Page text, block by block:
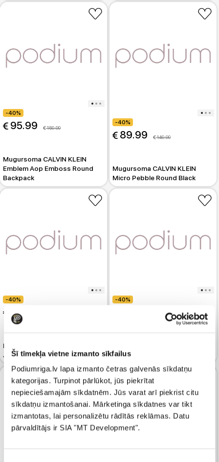
Šī tīmekļa vietne izmanto sīkfailus
Podiumriga.lv lapa izmanto četras galvenās sīkdatņu
kategorijas. Turpinot pārlūkot, jūs piekrītat
nepieciešamajām sīkdatnēm. Jūs varat arī piekrist citu
sīkdatņu izmantošanai. Mārketinga sīkdatnes var tikt
izmantotas, lai personalizētu rādītās reklāmas. Datu
pārvaldītājs ir SIA "MT Development".
-40%
95.99 159.99
Mugursoma CALVIN KLEIN
Emblem Aop Emboss Round
Backpack
-40%
89.99 149.99
Mugursoma CALVIN KLEIN
Micro Pebble Round Black
-40%
89.99
Mugursoma KARL LAGERFELD
JEANS Klj Essential Nylon Bp
-40%
149.99
JEANS All-Over Graphic Print